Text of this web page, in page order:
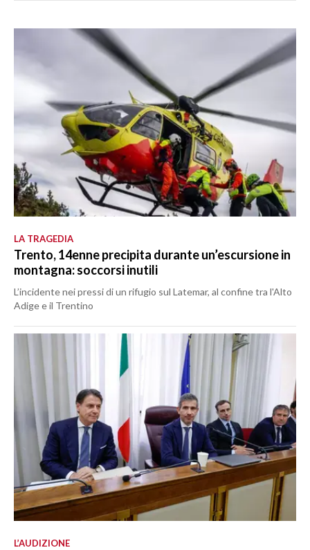
LA TRAGEDIA
Trento, 14enne precipita durante un’escursione in
montagna: soccorsi inutili
L’incidente nei pressi di un rifugio sul Latemar, al confine tra l'Alto
Adige e il Trentino
L’AUDIZIONE